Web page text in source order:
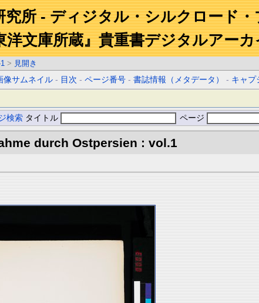
究所 - ディジタル・シルクロード
洋文庫所蔵』貴重書デジタルアー
> 見開き
像サムネイル - 目次 -ページ番号 -書誌情報（メタデータ） - キャプ
検索 タイトル ページ
durch Ostpersien : vol.1